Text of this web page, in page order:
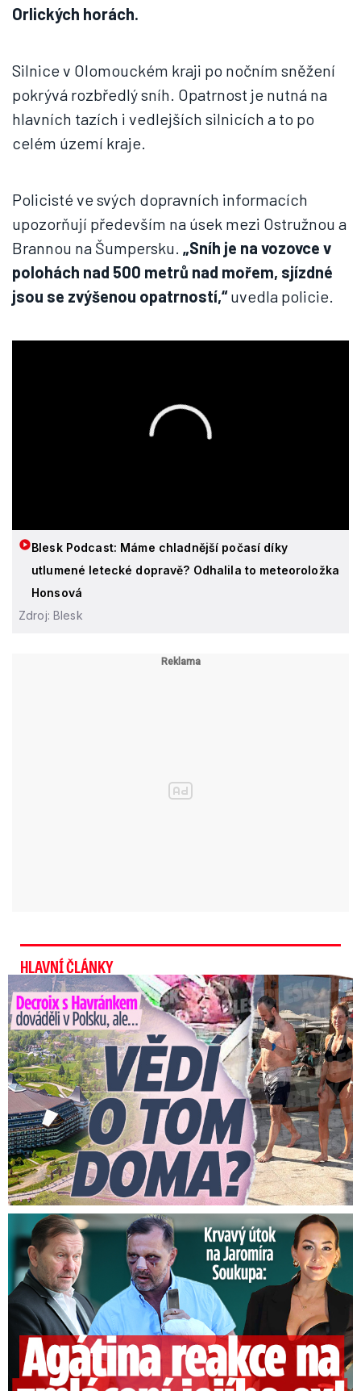
Orlických horách.
Silnice v Olomouckém kraji po nočním sněžení
pokrývá rozbředlý sníh. Opatrnost je nutná na
hlavních tazích i vedlejších silnicích a to po
celém území kraje.
Policisté ve svých dopravních informacích
upozorňují především na úsek mezi Ostružnou a
Brannou na Šumpersku. „Sníh je na vozovce v
polohách nad 500 metrů nad mořem, sjízdné
jsou se zvýšenou opatrností,“uvedla policie.
Blesk Podcast: Máme chladnější počasí díky
utlumené letecké dopravě? Odhalila to meteoroložka
Honsová
Zdroj: Blesk
HLAVNÍ ČLÁNKY
Decroix s Havránkem dováděli v Polsku, ale… Vědí o tom doma?
Útok na Jaromíra Soukupa: Reakce Agáty na zmlácení jejího ex